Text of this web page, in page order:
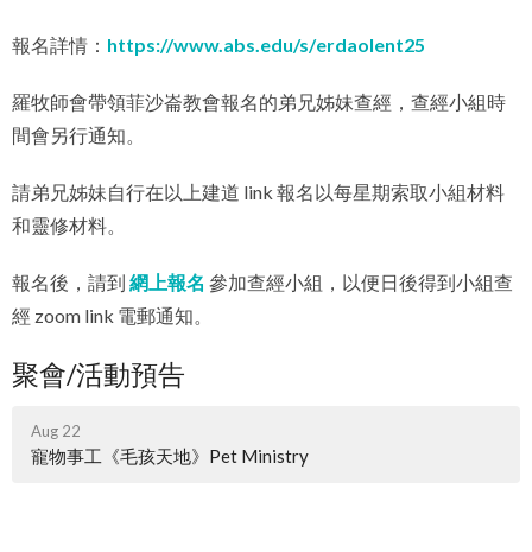
報名詳情： https://www.abs.edu/s/erdaolent25
羅牧師會帶領菲沙崙教會報名的弟兄姊妹查經，查經小組時
間會另行通知。
請弟兄姊妹自行在以上建道 link 報名以每星期索取小組材料
和靈修材料。
報名後，請到 網上報名 參加查經小組，以便日後得到小組查
經 zoom link 電郵通知。
聚會/活動預告
Aug 22
寵物事工《毛孩天地》Pet Ministry